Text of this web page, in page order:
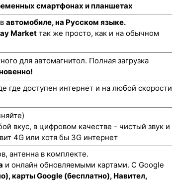
смартфонах и планшетах
автомобиле, на Русском языке.
Market так же просто, как и на обычном
для автомагнитол. Полная загрузка
где доступен интернет и на любой скорости
вкус, в цифровом качестве - чистый звук и
4G или хотя бы 3G интернет
антенна в комплекте.
и онлайн обновляемыми картами. С Google
карты Google (бесплатно), Навител,